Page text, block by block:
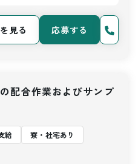
見る 応募する
配合作業およびサンプ
給
寮・社宅あり